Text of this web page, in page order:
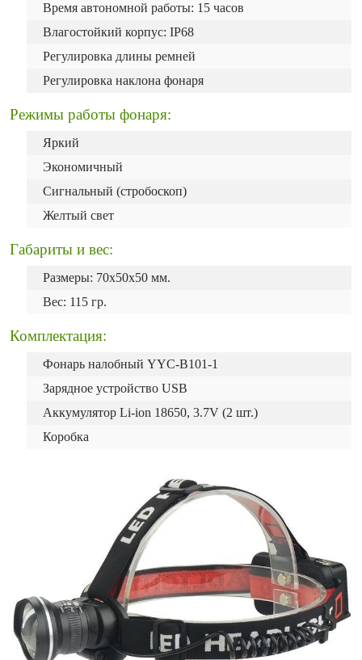
Время автономной работы: 15 часов
Влагостойкий корпус: IP68
Регулировка длины ремней
Регулировка наклона фонаря
Режимы работы фонаря:
Яркий
Экономичный
Сигнальный (стробоскоп)
Желтый свет
Габариты и вес:
Размеры: 70х50х50 мм.
Вес: 115 гр.
Комплектация:
Фонарь налобный YYC-B101-1
Зарядное устройство USB
Аккумулятор Li-ion 18650, 3.7V (2 шт.)
Коробка